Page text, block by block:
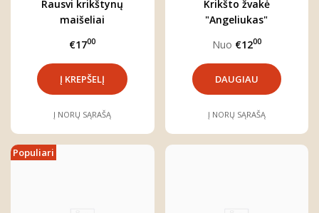
Rausvi krikštynų
maišeliai
€1700
Į NORŲ SĄRAŠĄ
Krikšto žvakė
"Angeliukas"
Nuo €1200
DAUGIAU
Į NORŲ SĄRAŠĄ
Populiari